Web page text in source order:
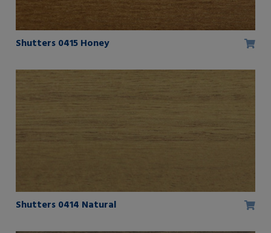
Shutters 0415 Honey
Shutters 0414 Natural